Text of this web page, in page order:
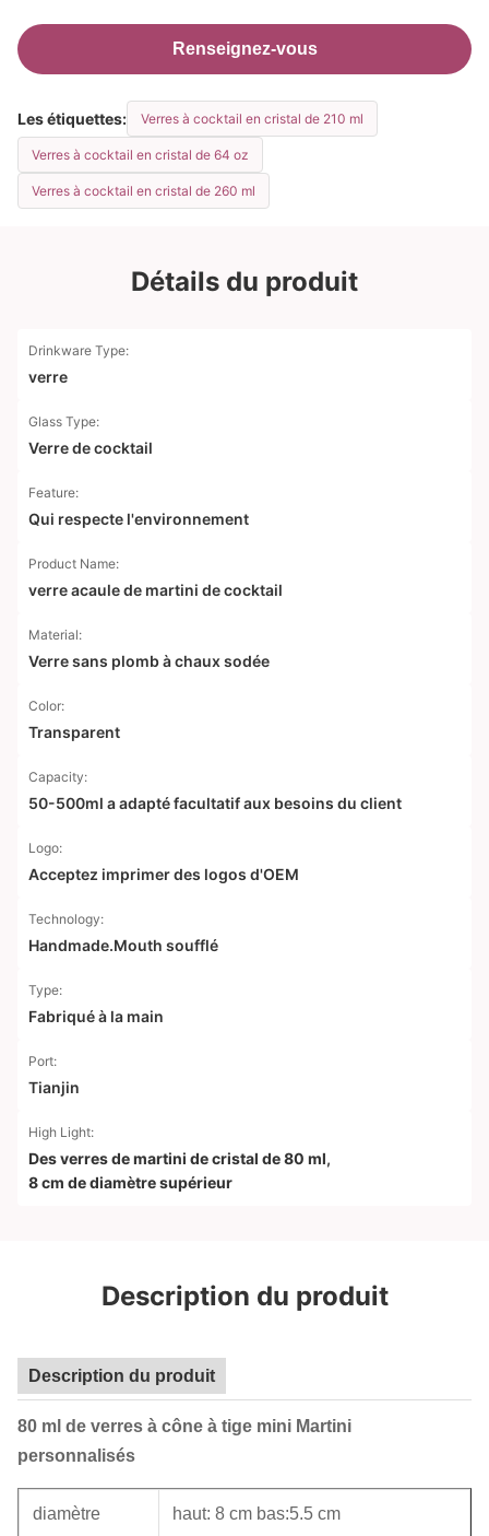
Renseignez-vous
Les étiquettes: Verres à cocktail en cristal de 210 ml
Verres à cocktail en cristal de 64 oz
Verres à cocktail en cristal de 260 ml
Détails du produit
Drinkware Type:
verre
Glass Type:
Verre de cocktail
Feature:
Qui respecte l'environnement
Product Name:
verre acaule de martini de cocktail
Material:
Verre sans plomb à chaux sodée
Color:
Transparent
Capacity:
50-500ml a adapté facultatif aux besoins du client
Logo:
Acceptez imprimer des logos d'OEM
Technology:
Handmade.Mouth soufflé
Type:
Fabriqué à la main
Port:
Tianjin
High Light:
Des verres de martini de cristal de 80 ml,
8 cm de diamètre supérieur
Description du produit
Description du produit
80 ml de verres à cône à tige mini Martini
personnalisés
diamètre haut: 8 cm bas:5.5 cm